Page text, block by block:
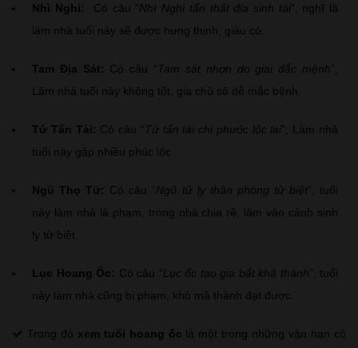
Nhì Nghi: Có câu “Nhì Nghi tấn thất địa sinh tài”, nghĩ là
làm nhà tuổi này sẽ được hưng thịnh, giàu có.
Tam Địa Sát: Có câu “Tam sát nhơn do giai đắc mệnh”,
Làm nhà tuổi này không tốt, gia chủ sẽ dễ mắc bệnh.
Tứ Tấn Tài: Có câu “Tứ tấn tài chi phước lộc lai”, Làm nhà
tuổi này gặp nhiều phúc lộc
Ngũ Thọ Tử: Có câu “Ngũ tử ly thân phòng tử biệt”, tuổi
này làm nhà là phạm, trong nhà chia rẽ, lâm vào cảnh sinh
ly tử biệt.
Lục Hoang Ốc: Có câu “Lục ốc tạo gia bất khả thành”, tuổi
này làm nhà cũng bị phạm, khó mà thành đạt được.
Trong đó xem tuổi hoang ốc là một trong những vận hạn có